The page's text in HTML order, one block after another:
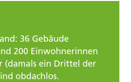
36 Gebäude
200 Einwohnerinnen
(damals ein Drittel der
obdachlos.